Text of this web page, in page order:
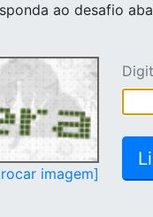
ao desafio
imagem]